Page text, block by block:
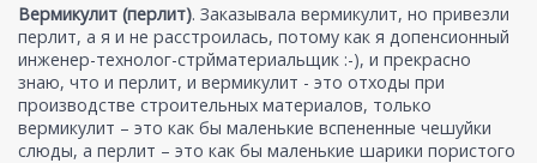
Вермикулит (перлит). Заказывала вермикулит, но привезли
перлит, а я и не расстроилась, потому как я допенсионный
инженер-технолог-стрйматериальщик :-), и прекрасно
знаю, что и перлит, и вермикулит - это отходы при
производстве строительных материалов, только
вермикулит – это как бы маленькие вспененные чешуйки
слюды, а перлит – это как бы маленькие шарики пористого